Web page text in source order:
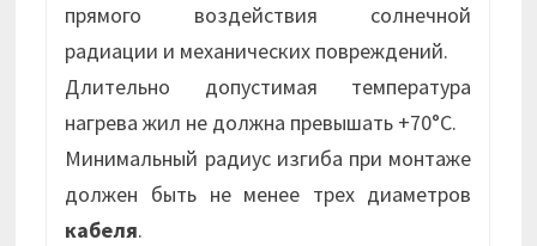
прямого воздействия солнечной
радиации и механических повреждений.
Длительно допустимая температура
нагрева жил не должна превышать +70°С.
Минимальный радиус изгиба при монтаже
должен быть не менее трех диаметров
кабеля.